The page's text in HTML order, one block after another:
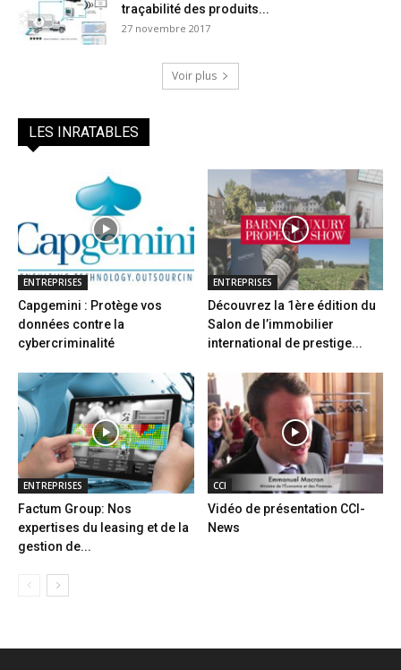
traçabilité des produits...
27 novembre 2017
Voir plus
LES INRATABLES
ENTREPRISES
Capgemini : Protège vos
données contre la
cybercriminalité
ENTREPRISES
Découvrez la 1ère édition du
Salon de l’immobilier
international de prestige...
ENTREPRISES
Factum Group: Nos
expertises du leasing et de la
gestion de...
CCI
Vidéo de présentation CCI-
News